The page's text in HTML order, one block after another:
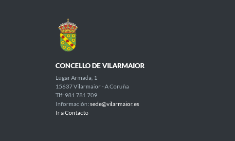
CONCELLO DE VILARMAIOR
Lugar Armada, 1
15637 Vilarmaior - A Coruña
Tlf: 981 781 709
Información: sede@vilarmaior.es
Ir a Contacto